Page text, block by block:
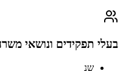
בעלי תפקידים ונושאי
שנ